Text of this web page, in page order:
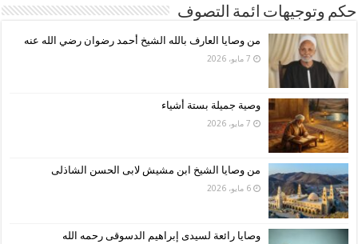
حكم وتوجيهات ائمة التصوف
من وصايا العارف بالله الشيخ أحمد رضوان رضي الله عنه
7 مايو، 2026
وصية جميلة بستة أشياء
7 مايو، 2026
من وصايا الشيخ ابن مشيش لابى الحسن الشاذلى
6 مايو، 2026
وصايا رائعة لسيدى إبراهيم الدسوقى رحمه الله